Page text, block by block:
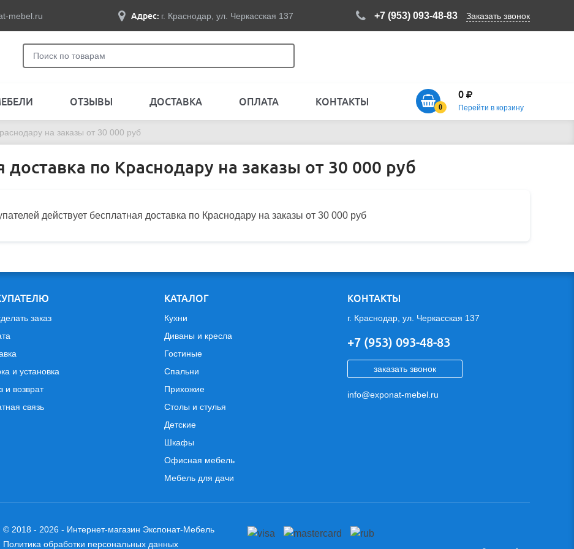
mebel.ru Адрес: г. Краснодар, ул. Черкасская 137 +7 (953) 093-48-83 Заказать звонок
ОТЗЫВЫ ДОСТАВКА ОПЛАТА КОНТАКТЫ 0
0
Перейти в корзину
на заказы от 30 000 руб
доставка по Краснодару на заказы от 30 000 руб
действует бесплатная доставка по Краснодару на заказы от 30 000 руб
заказ
и установка
и возврат
связь
КАТАЛОГ
Кухни
Диваны и кресла
Гостиные
Спальни
Прихожие
Столы и стулья
Детские
Шкафы
Офисная мебель
Мебель для дачи
КОНТАКТЫ
г. Краснодар, ул. Черкасская 137
+7 (953) 093-48-83
заказать звонок
info@exponat-mebel.ru
© 2018 - 2026 - Интернет-магазин Экспонат-Мебель
Политика обработки персональных данных